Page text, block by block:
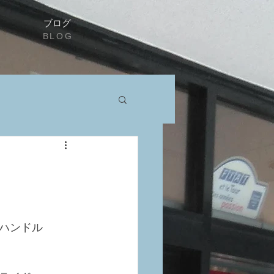
ブログ
BLOG
ンドル